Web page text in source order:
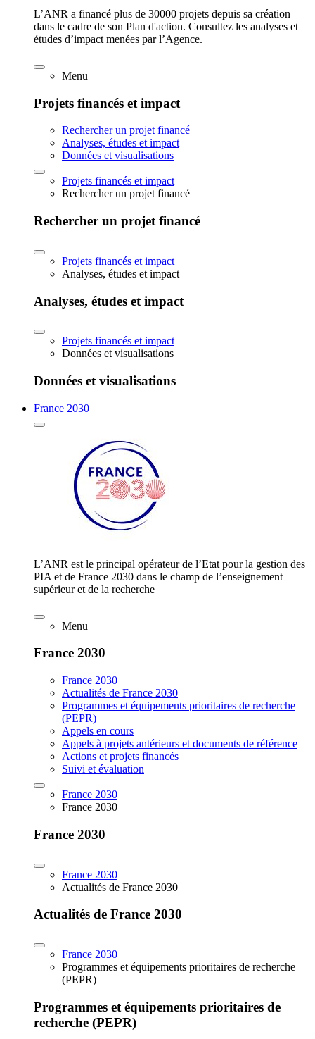
L’ANR a financé plus de 30000 projets depuis sa création
dans le cadre de son Plan d'action. Consultez les analyses et
études d’impact menées par l’Agence.
Menu
Projets financés et impact
Rechercher un projet financé
Analyses, études et impact
Données et visualisations
Projets financés et impact
Rechercher un projet financé
Rechercher un projet financé
Projets financés et impact
Analyses, études et impact
Analyses, études et impact
Projets financés et impact
Données et visualisations
Données et visualisations
France 2030
L’ANR est le principal opérateur de l’Etat pour la gestion des
PIA et de France 2030 dans le champ de l’enseignement
supérieur et de la recherche
Menu
France 2030
France 2030
Actualités de France 2030
Programmes et équipements prioritaires de recherche
(PEPR)
Appels en cours
Appels à projets antérieurs et documents de référence
Actions et projets financés
Suivi et évaluation
France 2030
France 2030
France 2030
France 2030
Actualités de France 2030
Actualités de France 2030
France 2030
Programmes et équipements prioritaires de recherche
(PEPR)
Programmes et équipements prioritaires de
recherche (PEPR)